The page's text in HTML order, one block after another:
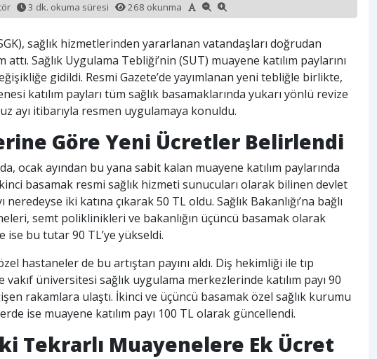
3 dk. okuma süresi 268 okunma
sağlık hizmetlerinden yararlanan vatandaşları doğrudan
Sağlık Uygulama Tebliği’nin (SUT) muayene katılım paylarını
gidildi. Resmi Gazete’de yayımlanan yeni tebliğle birlikte,
katılım payları tüm sağlık basamaklarında yukarı yönlü revize
ayı itibarıyla resmen uygulamaya konuldu.
Göre Yeni Ücretler Belirlendi
ocak ayından bu yana sabit kalan muayene katılım paylarında
basamak resmi sağlık hizmeti sunucuları olarak bilinen devlet
iki katına çıkarak 50 TL oldu. Sağlık Bakanlığı’na bağlı
semt poliklinikleri ve bakanlığın üçüncü basamak olarak
ise bu tutar 90 TL’ye yükseldi.
hastaneler de bu artıştan payını aldı. Diş hekimliği ile tıp
üniversitesi sağlık uygulama merkezlerinde katılım payı 90
rakamlara ulaştı. İkinci ve üçüncü basamak özel sağlık kurumu
ise muayene katılım payı 100 TL olarak güncellendi.
Tekrarlı Muayenelere Ek Ücret